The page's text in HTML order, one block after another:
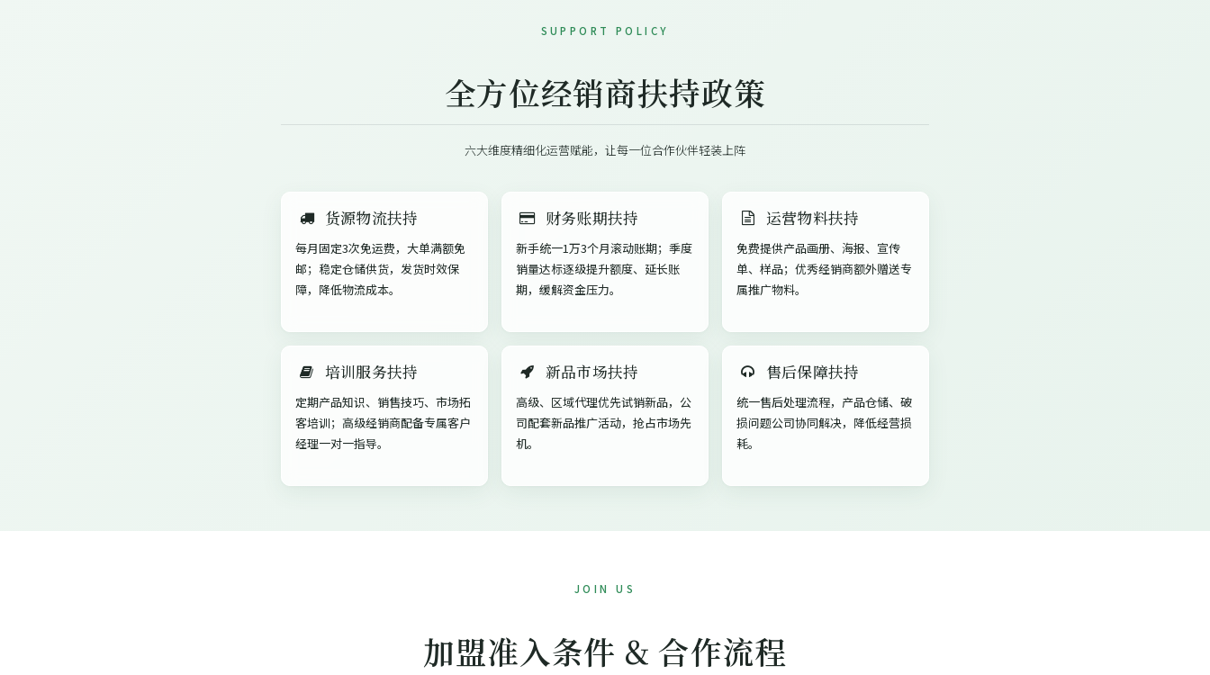
SUPPORT POLICY
全方位经销商扶持政策
六大维度精细化运营赋能，让每一位合作伙伴轻装上阵
货源物流扶持
每月固定3次免运费，大单满额免
邮；稳定仓储供货，发货时效保
障，降低物流成本。
财务账期扶持
新手统一1万3个月滚动账期；季度
销量达标逐级提升额度、延长账
期，缓解资金压力。
运营物料扶持
免费提供产品画册、海报、宣传
单、样品；优秀经销商额外赠送专
属推广物料。
培训服务扶持
定期产品知识、销售技巧、市场拓
客培训；高级经销商配备专属客户
经理一对一指导。
新品市场扶持
高级、区域代理优先试销新品，公
司配套新品推广活动，抢占市场先
机。
售后保障扶持
统一售后处理流程，产品仓储、破
损问题公司协同解决，降低经营损
耗。
JOIN US
加盟准入条件 & 合作流程